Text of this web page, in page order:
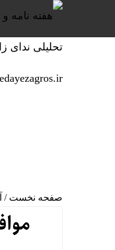
صفحه نخست /